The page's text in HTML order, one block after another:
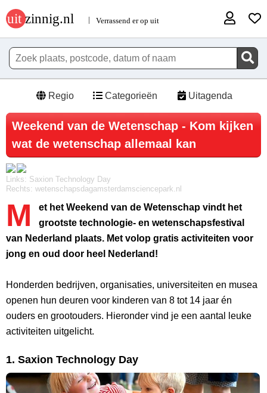
Regio Categorieën Uitagenda
Weekend van de Wetenschap - Kom kijken
wat de wetenschap allemaal kan
Links: Saxion Technology Day
Rechts: wetenschapsdagamsterdamsciencepark.nl
M
et het Weekend van de Wetenschap vindt het
grootste technologie- en wetenschapsfestival
van Nederland plaats. Met volop gratis activiteiten voor
jong en oud door heel Nederland!
Honderden bedrijven, organisaties, universiteiten en musea
openen hun deuren voor kinderen van 8 tot 14 jaar én
ouders en grootouders. Hieronder vind je een aantal leuke
activiteiten uitgelicht.
1. Saxion Technology Day